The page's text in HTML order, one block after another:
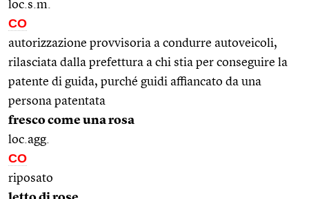
loc.s.m.
CO
autorizzazione provvisoria a condurre autoveicoli,
rilasciata dalla prefettura a chi stia per conseguire la
patente di guida, purché guidi affiancato da una
persona patentata
fresco come una rosa
loc.agg.
CO
riposato